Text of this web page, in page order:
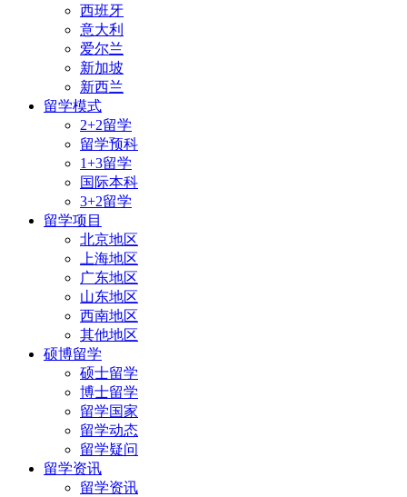
西班牙
意大利
爱尔兰
新加坡
新西兰
留学模式
2+2留学
留学预科
1+3留学
国际本科
3+2留学
留学项目
北京地区
上海地区
广东地区
山东地区
西南地区
其他地区
硕博留学
硕士留学
博士留学
留学国家
留学动态
留学疑问
留学资讯
留学资讯